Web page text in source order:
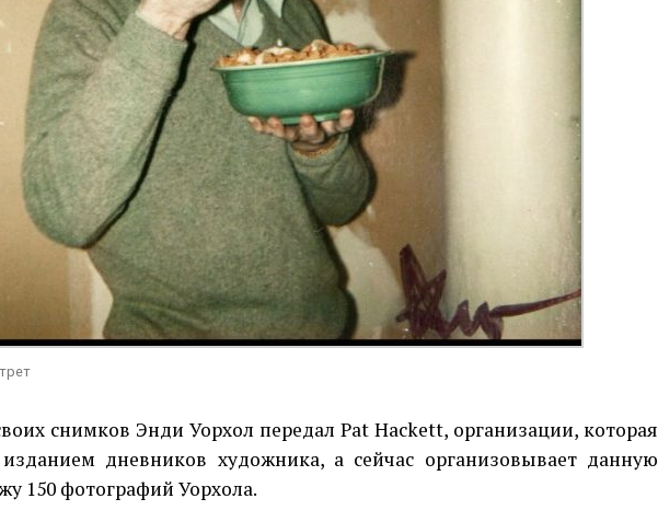
снимков Энди Уорхол передал Pat Hackett, организации, которая
изданием дневников художника, а сейчас организовывает данную
150 фотографий Уорхола.